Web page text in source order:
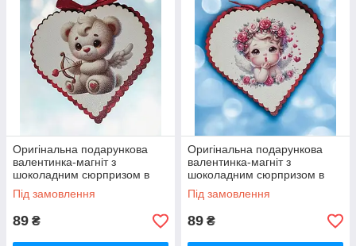
Оригінальна подарункова
валентинка-магніт з
шоколадним сюрпризом в
середині до Дня Закоханих
Під замовлення
89 ₴
Оригінальна подарункова
валентинка-магніт з
шоколадним сюрпризом в
середині до Дня Закоханих
Під замовлення
89 ₴